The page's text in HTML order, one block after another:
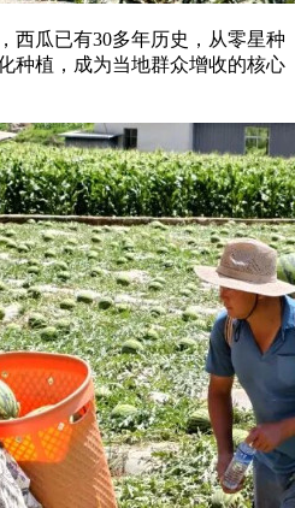
西瓜已有30多年历史，从零星种
种植，成为当地群众增收的核心